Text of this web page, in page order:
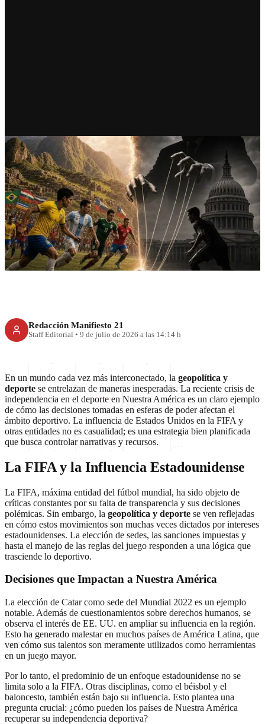
OPINIÓN
Geopolítica y Deporte: La
Crisis de Independencia en
Nuestra América
Redacción Manifiesto 21
Staff Editorial • 9 de julio de 2026 a las 14:14 h
En un mundo cada vez más interconectado, la geopolítica y
deportese entrelazan de maneras inesperadas. La reciente crisis de
independencia en el deporte en Nuestra América es un claro ejemplo
de cómo las decisiones tomadas en esferas de poder afectan el
ámbito deportivo. La influencia de Estados Unidos en la FIFA y
otras entidades no es casualidad; es una estrategia bien planificada
que busca controlar narrativas y recursos.
La FIFA y la Influencia Estadounidense
La FIFA, máxima entidad del fútbol mundial, ha sido objeto de
críticas constantes por su falta de transparencia y sus decisiones
polémicas. Sin embargo, la geopolítica y deporte se ven reflejadas
en cómo estos movimientos son muchas veces dictados por intereses
estadounidenses. La elección de sedes, las sanciones impuestas y
hasta el manejo de las reglas del juego responden a una lógica que
trasciende lo deportivo.
Decisiones que Impactan a Nuestra América
La elección de Catar como sede del Mundial 2022 es un ejemplo
notable. Además de cuestionamientos sobre derechos humanos, se
observa el interés de EE. UU. en ampliar su influencia en la región.
Esto ha generado malestar en muchos países de América Latina, que
ven cómo sus talentos son meramente utilizados como herramientas
en un juego mayor.
Por lo tanto, el predominio de un enfoque estadounidense no se
limita solo a la FIFA. Otras disciplinas, como el béisbol y el
baloncesto, también están bajo su influencia. Esto plantea una
pregunta crucial: ¿cómo pueden los países de Nuestra América
recuperar su independencia deportiva?